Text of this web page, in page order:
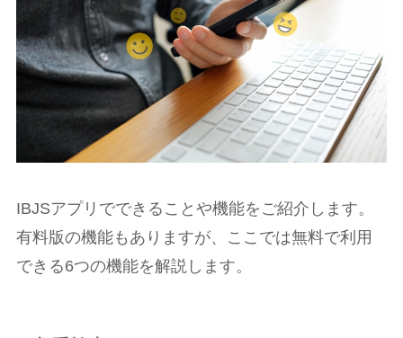
IBJSアプリでできることや機能をご紹介します。
有料版の機能もありますが、ここでは無料で利用
できる6つの機能を解説します。